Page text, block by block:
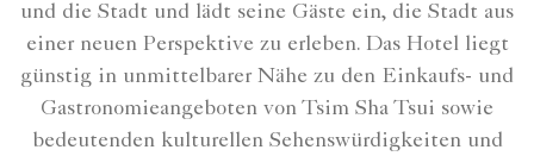
und die Stadt und lädt seine Gäste ein, die Stadt aus
einer neuen Perspektive zu erleben. Das Hotel liegt
günstig in unmittelbarer Nähe zu den Einkaufs- und
Gastronomieangeboten von Tsim Sha Tsui sowie
bedeutenden kulturellen Sehenswürdigkeiten und